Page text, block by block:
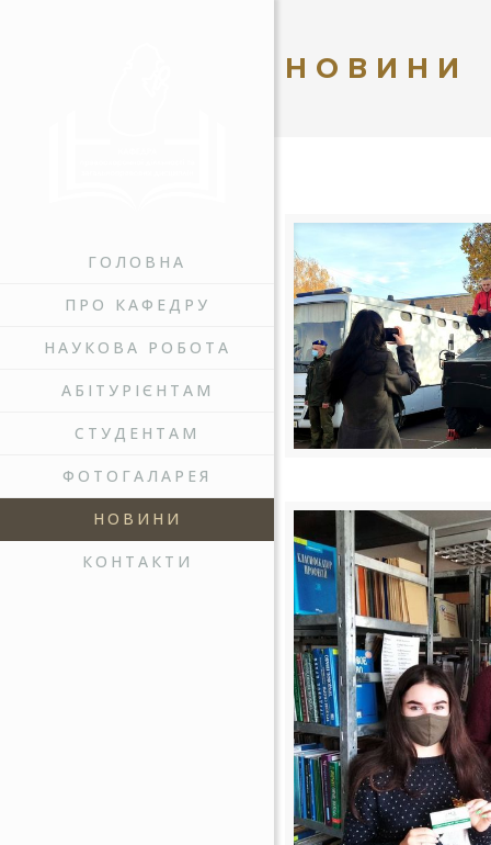
ГОЛОВНА
ПРО КАФЕДРУ
НАУКОВА РОБОТА
АБІТУРІЄНТАМ
СТУДЕНТАМ
ФОТОГАЛАРЕЯ
НОВИНИ
КОНТАКТИ
НОВИНИ